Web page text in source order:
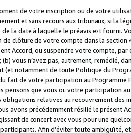
de votre inscription ou de votre
et sans recours aux tribunaux, si la
de la date à laquelle le préavis est fourni.
de clôture de votre compte dans la section
Accord, ou suspendre votre compte, par
vous n’avez pas, autrement, remédié,
notamment de toute Politique du
fait de votre participation au Programme
pensons que vous ou votre participation
relatives au recouvrement des
avons précédemment résilié le présent
de concert avec vous pour une
Afin d’éviter toute ambiguïté,